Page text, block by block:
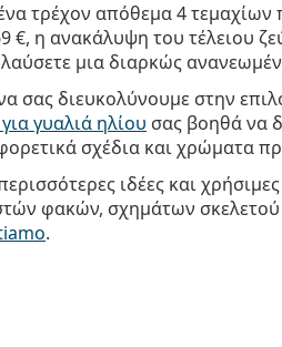
τρέχον απόθεμα 4 τεμαχίων
€, η ανακάλυψη του τέλειου
μια διαρκώς
σας διευκολύνουμε στην
γυαλιά ηλίου σας βοηθά να
σχέδια και χρώματα
ιδέες και
φακών, σχημάτων σκελετού
.